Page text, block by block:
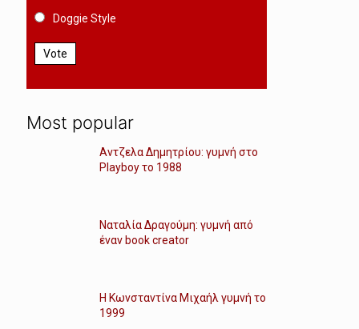
Doggie Style
Vote
Most popular
Αντζελα Δημητρίου: γυμνή στο
Playboy το 1988
Ναταλία Δραγούμη: γυμνή από
έναν book creator
Η Κωνσταντίνα Μιχαήλ γυμνή το
1999